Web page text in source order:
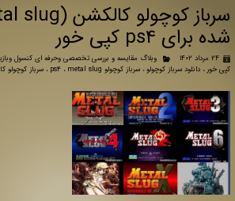
شده برای ps4 کپی خور
۲۴ مرداد ۱۴۰۲ وبلاگ مقایسه و بررسی تخصصی وحرفه ای کنسول
کپی خور،دانلود سرباز کوچولو،سرباز کوچولو ps4 ، metal slug ،سرباز کوچولو